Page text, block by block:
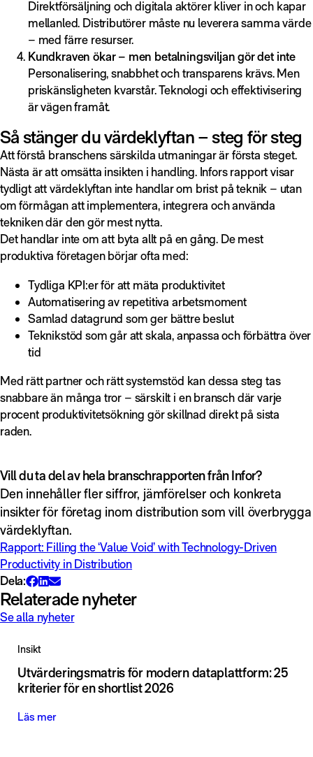
Direktförsäljning och digitala aktörer kliver in och kapar
mellanled. Distributörer måste nu leverera samma värde
– med färre resurser.
Kundkraven ökar – men betalningsviljan gör det inte
Personalisering, snabbhet och transparens krävs. Men
priskänsligheten kvarstår. Teknologi och effektivisering
är vägen framåt.
Så stänger du värdeklyftan – steg för steg
Att förstå branschens särskilda utmaningar är första steget.
Nästa är att omsätta insikten i handling. Infors rapport visar
tydligt att värdeklyftan inte handlar om brist på teknik – utan
om förmågan att implementera, integrera och använda
tekniken där den gör mest nytta.
Det handlar inte om att byta allt på en gång. De mest
produktiva företagen börjar ofta med:
Tydliga KPI:er för att mäta produktivitet
Automatisering av repetitiva arbetsmoment
Samlad datagrund som ger bättre beslut
Teknikstöd som går att skala, anpassa och förbättra över
tid
Med rätt partner och rätt systemstöd kan dessa steg tas
snabbare än många tror – särskilt i en bransch där varje
procent produktivitetsökning gör skillnad direkt på sista
raden.
Vill du ta del av hela branschrapporten från Infor?
Den innehåller fler siffror, jämförelser och konkreta
insikter för företag inom distribution som vill överbrygga
värdeklyftan.
Rapport: Filling the ‘Value Void’ with Technology-Driven
Productivity in Distribution
Dela:
Relaterade nyheter
Se alla nyheter
Insikt
Utvärderingsmatris för modern dataplattform: 25
kriterier för en shortlist 2026
Läs mer